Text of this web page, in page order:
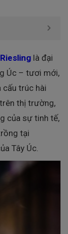
là đại
Úc – tươi mới,
cấu trúc hài
thị trường,
của sự tinh tế,
tại
Tây Úc.